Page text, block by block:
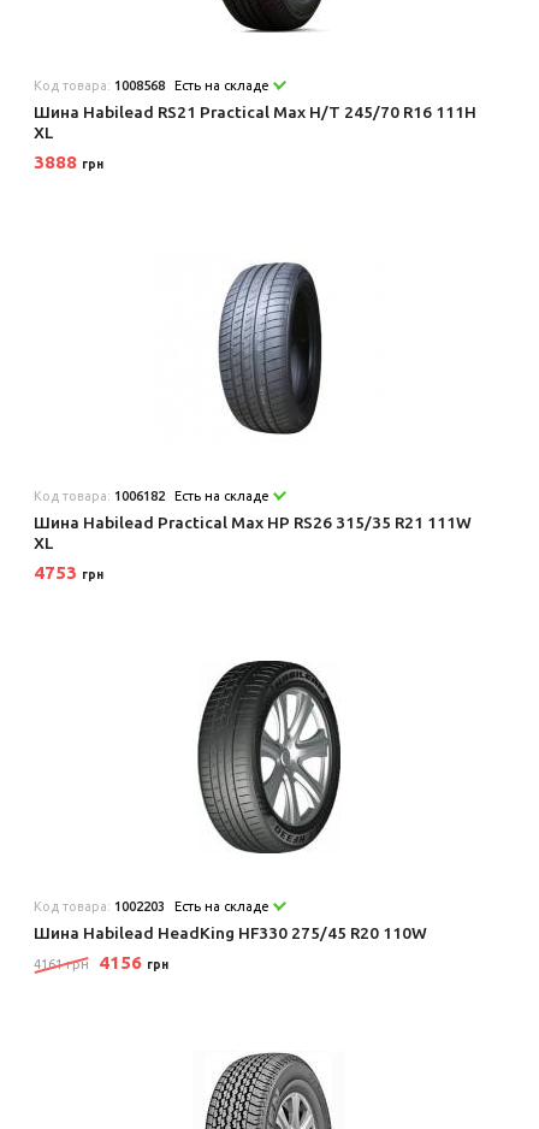
Код товара: 1008568 Есть на складе
Шина Habilead RS21 Practical Max H/T 245/70 R16 111H
XL
3888 грн
Код товара: 1006182 Есть на складе
Шина Habilead Practical Max HP RS26 315/35 R21 111W
XL
4753 грн
Код товара: 1002203 Есть на складе
Шина Habilead HeadKing HF330 275/45 R20 110W
4161 грн 4156 грн